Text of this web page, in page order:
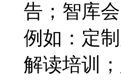
告；智库
例如：定
解读培训